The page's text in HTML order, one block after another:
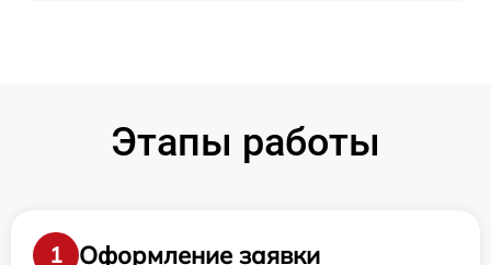
Этапы работы
1 Оформление заявки